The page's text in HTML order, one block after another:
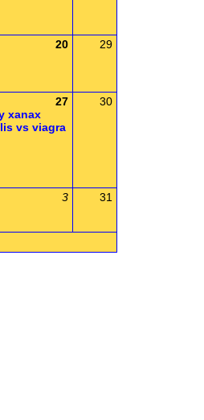
20 29
27
xanax
vs viagra
30
3 31